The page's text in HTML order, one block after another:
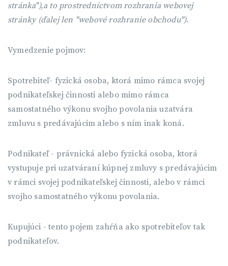
stránka"),a to prostredníctvom rozhrania webovej
stránky (ďalej len "webové rozhranie obchodu").
Vymedzenie pojmov:
Spotrebiteľ- fyzická osoba, ktorá mimo rámca svojej
podnikateľskej činnosti alebo mimo rámca
samostatného výkonu svojho povolania uzatvára
zmluvu s predávajúcim alebo s ním inak koná.
Podnikateľ - právnická alebo fyzická osoba, ktorá
vystupuje pri uzatváraní kúpnej zmluvy s predávajúcim
v rámci svojej podnikateľskej činnosti, alebo v rámci
svojho samostatného výkonu povolania.
Kupujúci - tento pojem zahŕňa ako spotrebiteľov tak
podnikateľov.